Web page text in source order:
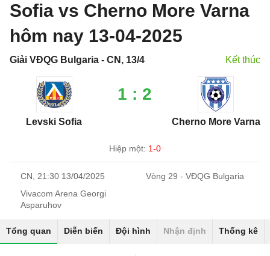
Sofia vs Cherno More Varna
hôm nay 13-04-2025
Giải VĐQG Bulgaria - CN, 13/4 Kết thúc
Levski Sofia
1 : 2
Cherno More Varna
Hiệp một: 1-0
CN, 21:30 13/04/2025
Vòng 29 - VĐQG Bulgaria
Vivacom Arena Georgi
Asparuhov
Tổng quan Diễn biến Đội hình Nhận định Thống kê